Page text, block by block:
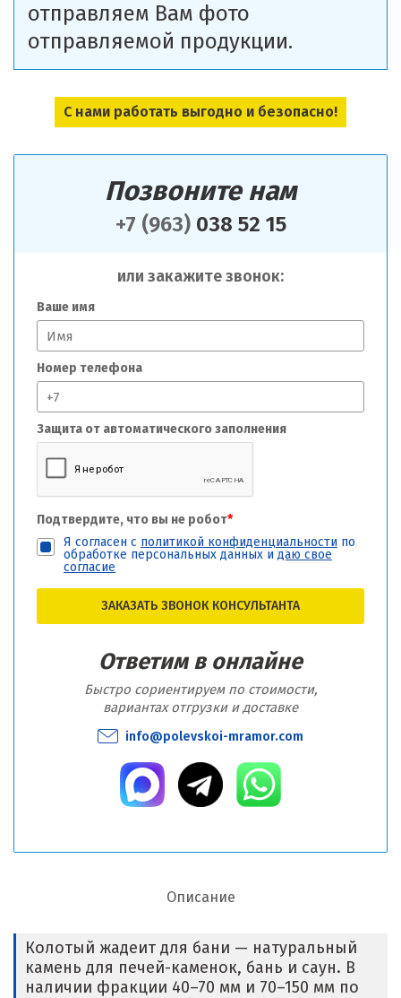
Позвоните нам
+7 (963)038 52 15
или закажите звонок:
Ваше имя
Номер телефона
Защита от автоматического заполнения
Подтвердите, что вы не робот*
Я согласен с политикой конфиденциальности по
обработке персональных данных и даю свое
согласие
ЗАКАЗАТЬ ЗВОНОК КОНСУЛЬТАНТА
Ответим в онлайне
Быстро сориентируем по стоимости,
вариантах отгрузки и доставке
info@polevskoi-mramor.com
отправляем Вам фото
отправляемой продукции.
С нами работать выгодно и безопасно!
Описание
Колотый жадеит для бани — натуральный
камень для печей-каменок, бань и саун. В
наличии фракции 40–70 мм и 70–150 мм по